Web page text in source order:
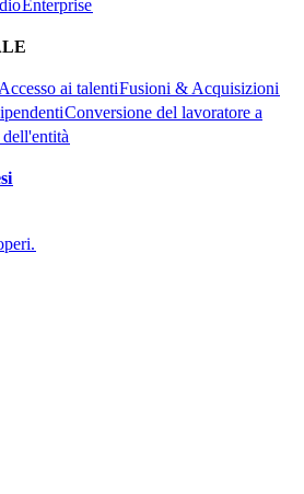
Enterprise​​
Accesso ai talenti​​Fusioni & Acquisizioni​​
Conversione del lavoratore a